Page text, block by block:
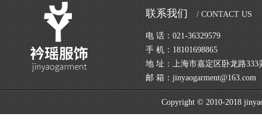
联系我们 / CONTACT US
电 话：021-36329579
手 机：18101698865
地 址：上海市嘉定区卧龙路333
邮 箱：jinyaogarment@163.com
Copyright © 2010-2018